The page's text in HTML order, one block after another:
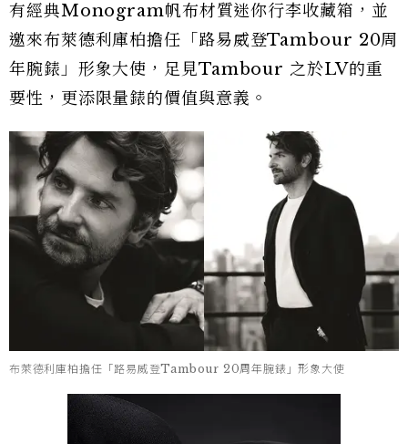
有經典Monogram帆布材質迷你行李收藏箱，並
邀來布萊德利庫柏擔任「路易威登Tambour 20周
年腕錶」形象大使，足見Tambour 之於LV的重
要性，更添限量錶的價值與意義。
布萊德利庫柏擔任「路易威登Tambour 20周年腕錶」形象大使